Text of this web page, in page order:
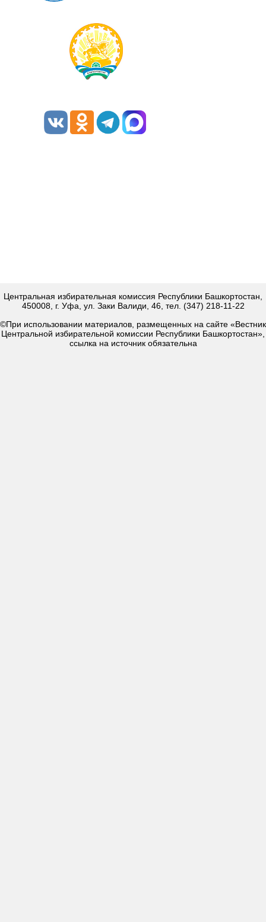
Центральная избирательная комиссия Республики Башкортостан,
450008, г. Уфа, ул. Заки Валиди, 46, тел. (347) 218-11-22
©При использовании материалов, размещенных на сайте «Вестник
Центральной избирательной комиссии Республики Башкортостан»,
ссылка на источник обязательна